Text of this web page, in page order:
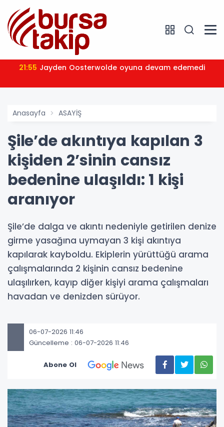
21:55 Jayden Oosterwolde oyuna devam edemedi
Anasayfa ASAYİŞ
Şile’de akıntıya kapılan 3
kişiden 2’sinin cansız
bedenine ulaşıldı: 1 kişi
aranıyor
Şile’de dalga ve akıntı nedeniyle getirilen denize
girme yasağına uymayan 3 kişi akıntıya
kapılarak kayboldu. Ekiplerin yürüttüğü arama
çalışmalarında 2 kişinin cansız bedenine
ulaşılırken, kayıp diğer kişiyi arama çalışmaları
havadan ve denizden sürüyor.
06-07-2026 11:46
Güncelleme : 06-07-2026 11:46
Abone Ol